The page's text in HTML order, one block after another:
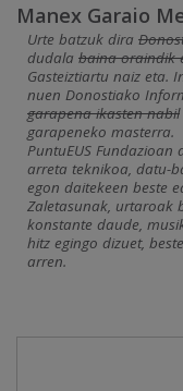
Manex Garaio
Urte batzuk dira
dudala baina oraindik
Gasteiztiartu naiz eta.
nuen Donostiako
garapena ikasten nabil
garapeneko masterra.
PuntuEUS
arreta teknikoa, datu-
egon daitekeen beste
Zaletasunak, urtaroak
konstante daude,
hitz egingo dizuet,
arren.